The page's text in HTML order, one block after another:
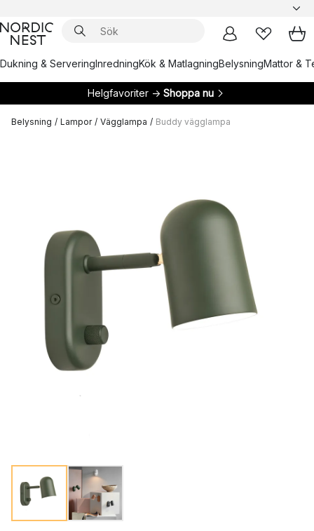
Dukning & ServeringInredningKök & MatlagningBelysningMattor &
Helgfavoriter → Shoppa nu
Belysning / Lampor / Vägglampa / Buddy vägglampa